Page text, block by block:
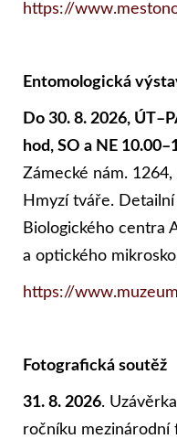
https://
Entomologická
Do 30. 8. 2026,
hod, SO a NE
Zámecké nám.
Hmyzí tváře.
Biologického centra
a optického
https://
Fotografická soutěž
31. 8. 2026.
ročníku mezinárodní